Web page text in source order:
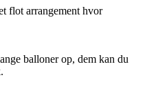
flot arrangement hvor
balloner op, dem kan du